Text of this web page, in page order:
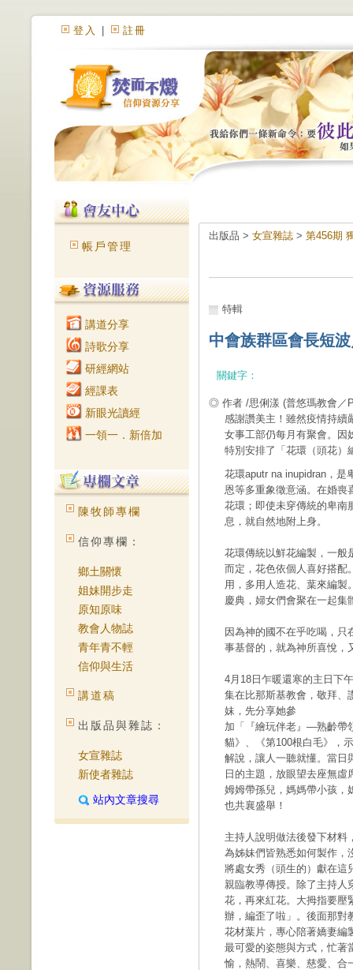
登入 註冊
帳戶管理
講道分享
詩歌分享
研經網站
經課表
新眼光讀經
一領一．新倍加
陳牧師專欄
信仰專欄：
鄉土關懷
姐妹開步走
原知原味
教會人物誌
青年青不輕
信仰與生活
講道稿
出版品與雜誌：
女宣雜誌
新使者雜誌
站內文章搜尋
出版品 > 女宣雜誌 > 第456期
特輯
中會族群區會長短
關鍵字：
◎ 作者 /思俐漾 (普悠瑪教會／
感謝讚美主！雖然疫情持續
女事工部仍每月有聚會。因
特別安排了「花環（頭花）
花環aputr na inupidran，是
恩等多重象徵意涵。在婚喪
花環；即使未穿傳統的卑南
息，就自然地附上身。
花環傳統以鮮花編製，一般
而定，花色依個人喜好搭配
用，多用人造花、葉來編製
慶典，婦女們會聚在一起集
因為神的國不在乎吃喝，
事基督的，就為神所喜悅，
4月18日乍暖還寒的主日下
集在比那斯基教會，敬拜、
妹，先分享她參
加「『繪玩伴老』—熟齡帶
貓》、《第100根白毛》，
解說，讓人一聽就懂。當日
日的主題，放眼望去座無
姆姆帶孫兒，媽媽帶小孩，
也共襄盛舉！
主持人說明做法後發下材料
為姊妹們皆熟悉如何製作，
將處女秀（頭生的）獻在這
親臨教導傳授。除了主持人
花，再來紅花。大拇指要壓
辦，編歪了啦」。後面那對
花材葉片，專心陪著嬌妻編
最可愛的姿態與方式，忙著
愉，熱鬧、喜樂、慈愛、合